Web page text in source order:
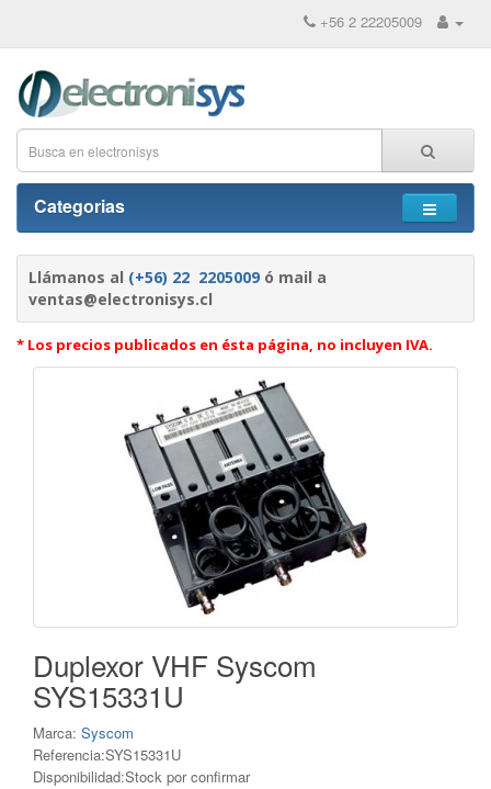
+56 2 22205009
Categorias
Llámanos al (+56) 22 2205009 ó mail a
ventas@electronisys.cl
* Los precios publicados en ésta página, no incluyen IVA.
Duplexor VHF Syscom
SYS15331U
Marca: Syscom
Referencia:SYS15331U
Disponibilidad:Stock por confirmar